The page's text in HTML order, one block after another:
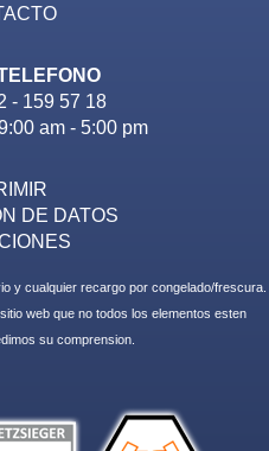
- 159 57 18
am - 5:00 pm
DE DATOS
y cualquier recargo por congelado/frescura.
web que no todos los elementos esten
su comprension.